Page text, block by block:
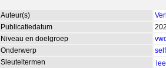
Auteur(s)
Publicatiedatum
Niveau en doelgroep
Onderwerp
Sleuteltermen